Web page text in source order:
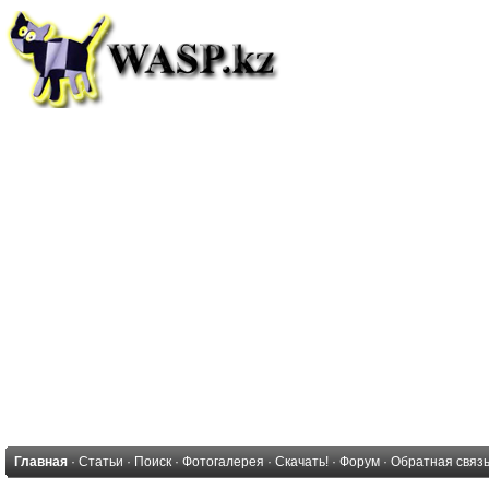
Главная · Статьи · Поиск · Фотогалерея · Скачать! · Форум · Обратная связь